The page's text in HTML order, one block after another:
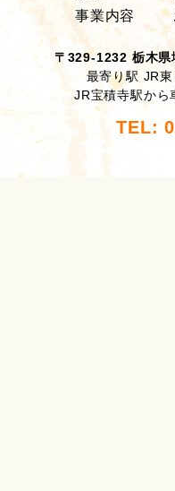
事業内容
〒329-1232 栃木県
最寄り駅 JR
JR宝積寺駅か
TEL: